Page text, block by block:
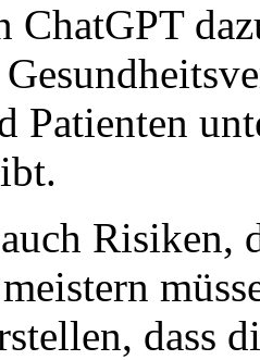
ChatGPT
Patienten
Risiken,
dass